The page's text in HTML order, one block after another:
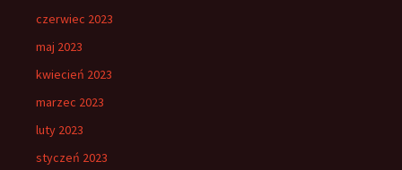
czerwiec 2023
maj 2023
kwiecień 2023
marzec 2023
luty 2023
styczeń 2023